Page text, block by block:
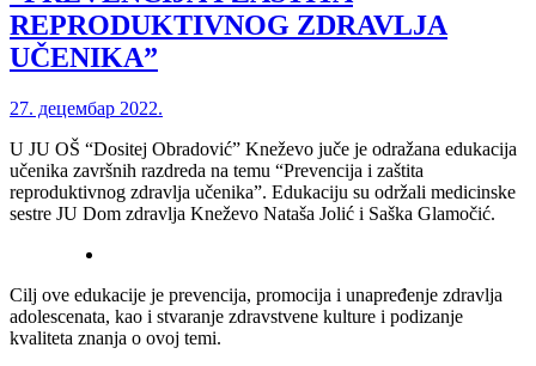
REPRODUKTIVNOG ZDRAVLJA
UČENIKA”
27. децембар 2022.
U JU OŠ “Dositej Obradović” Kneževo juče je odražana edukacija
učenika završnih razdreda na temu “Prevencija i zaštita
reproduktivnog zdravlja učenika”. Edukaciju su održali medicinske
sestre JU Dom zdravlja Kneževo Nataša Jolić i Saška Glamočić.
Cilj ove edukacije je prevencija, promocija i unapređenje zdravlja
adolescenata, kao i stvaranje zdravstvene kulture i podizanje
kvaliteta znanja o ovoj temi.